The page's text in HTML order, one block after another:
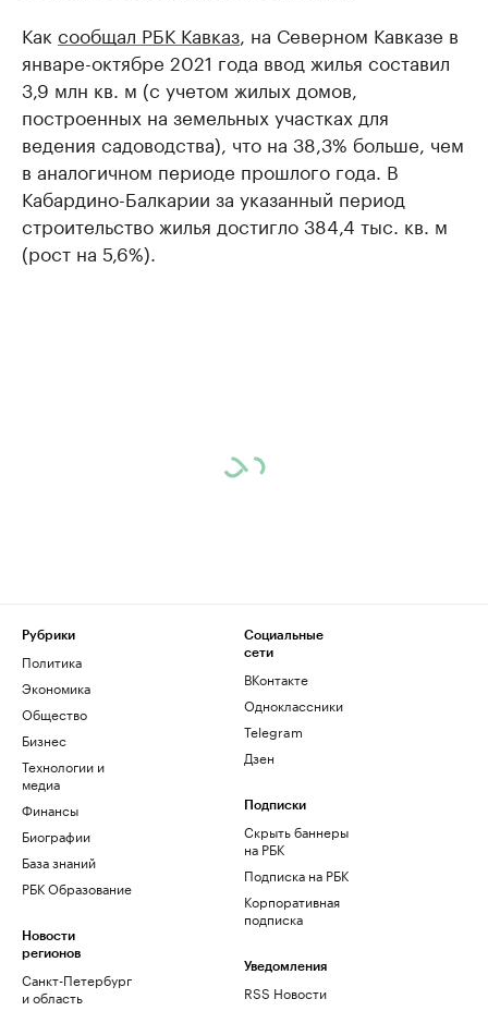
Как сообщал РБК Кавказ , на Северном Кавказе в
январе-октябре 2021 года ввод жилья составил
3,9 млн кв. м (с учетом жилых домов,
построенных на земельных участках для
ведения садоводства), что на 38,3% больше, чем
в аналогичном периоде прошлого года. В
Кабардино-Балкарии за указанный период
строительство жилья достигло 384,4 тыс. кв. м
(рост на 5,6%).
Рубрики
Политика
Экономика
Общество
Бизнес
Технологии и
медиа
Финансы
Биографии
База знаний
РБК Образование
Новости
регионов
Санкт-Петербург
и область
Социальные
сети
ВКонтакте
Одноклассники
Telegram
Дзен
Подписки
Скрыть баннеры
на РБК
Подписка на РБК
Корпоративная
подписка
Уведомления
RSS Новости